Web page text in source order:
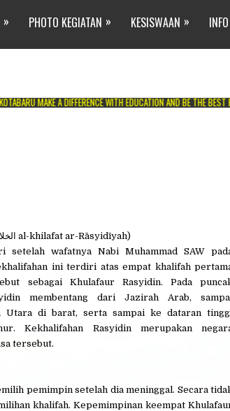
» PHOTO KEGIATAN » KESISWAAN »
A DIFFERENCE WITH EDUCATION AND BE THE BEST
‎ al-khilafat ar-Rāsyidīyah)
setelah wafatnya Nabi Muhammad SAW
ini terdiri atas empat khalifah
sebagai Khulafaur Rasyidin. Pada
membentang dari Jazirah Arab,
Utara di barat, serta sampai ke dataran
Kekhalifahan Rasyidin merupakan
tersebut.
pemimpin setelah dia meninggal. Secara
khalifah. Kepemimpinan keempat